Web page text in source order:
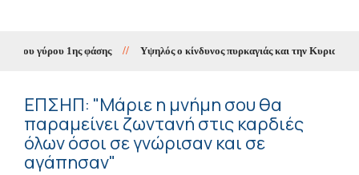
γύρου 1ης φάσης // Υψηλός ο κίνδυνος πυρκαγιάς και την Κυριακή
ΕΠΣΗΠ: "Μάριε η μνήμη σου θα
παραμείνει ζωντανή στις καρδιές
όλων όσοι σε γνώρισαν και σε
αγάπησαν"